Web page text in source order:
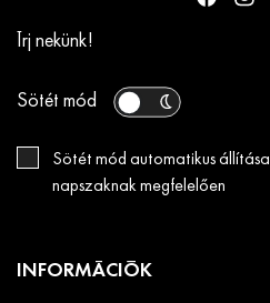
Írj nekünk!
Sötét mód
Sötét mód automatikus állítása
napszaknak megfelelően
INFORMÁCIÓK